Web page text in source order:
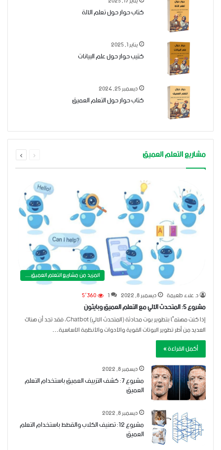
كتاب حوار حول تعلم الآلة
يناير 1, 2025
كتيب حوار حول علم البيانات
ديسمبر 25, 2024
كتاب حوار حول التعلم العميق
مشاريع التعلم العميق الصفحة
المزيد من مشاريع التعلم العميق......
د. علاء طعيمة
ديسمبر 8, 2022 1 5٬360
مشروع 5: المتحدث الآلي مع التعلم العميق وبايثون
إذا كنت مهتمًا بتطوير بوت محادثة (المتحدث الآلي) Chatbot، فقد تجد أن هناك
العديد من أطر تطوير البوتات القوية والأدوات والأنظمة الأساسية…
أكمل القراءة »
ديسمبر 8, 2022
مشروع 7: كشف التزييف العميق باستخدام التعلم
العميق
ديسمبر 8, 2022
مشروع 12: تصنيف الكلاب والقطط باستخدام التعلم
العميق